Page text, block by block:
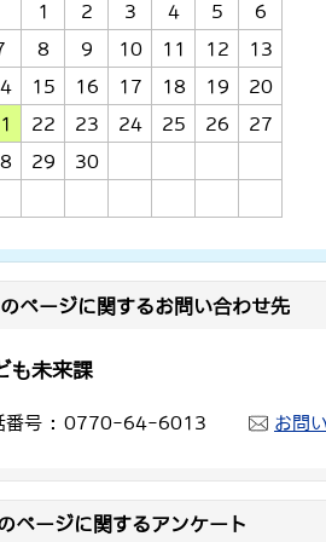
1 2 3 4 5 6
8 9 10 11 12 13
15 16 17 18 19 20
22 23 24 25 26 27
29 30
ページに関するお問い合わせ先
も未来課
番号 0770-64-6013 お問
ページに関するアンケート